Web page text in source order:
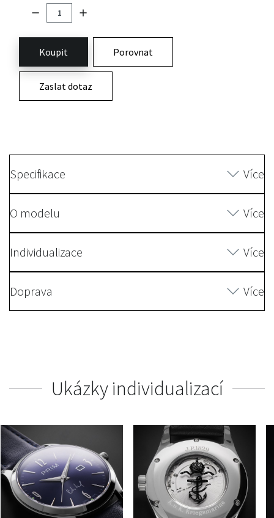
Koupit Porovnat
Zaslat dotaz
Specifikace Více
O modelu Více
Individualizace Více
Doprava Více
Ukázky individualizací